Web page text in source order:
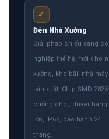
✓
Đèn Nhà Xưởng
Giải pháp chiếu sáng
nghiệp thế hệ mới cho
xưởng, kho bãi, nhà máy
sản xuất. Chip SMD 2835
chống chói, driver hãng
lớn, IP65, bảo hành 24
tháng.